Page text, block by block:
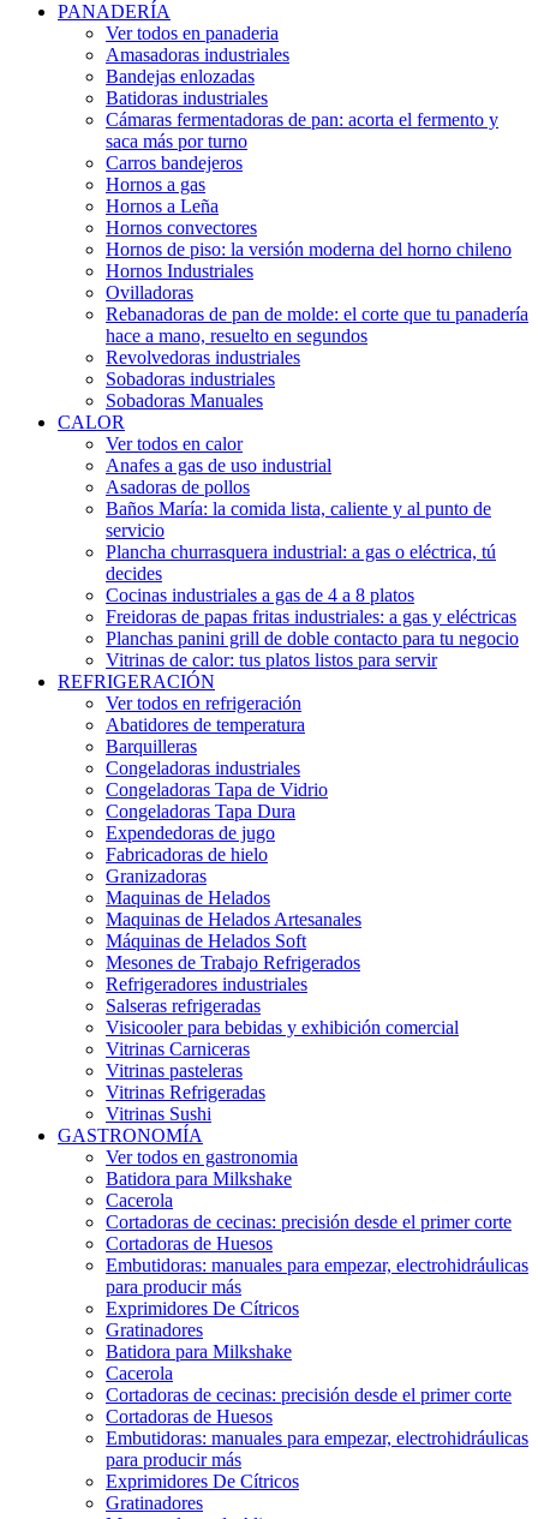
PANADERÍA
Ver todos en panaderia
Amasadoras industriales
Bandejas enlozadas
Batidoras industriales
Cámaras fermentadoras de pan: acorta el fermento y
saca más por turno
Carros bandejeros
Hornos a gas
Hornos a Leña
Hornos convectores
Hornos de piso: la versión moderna del horno chileno
Hornos Industriales
Ovilladoras
Rebanadoras de pan de molde: el corte que tu panadería
hace a mano, resuelto en segundos
Revolvedoras industriales
Sobadoras industriales
Sobadoras Manuales
CALOR
Ver todos en calor
Anafes a gas de uso industrial
Asadoras de pollos
Baños María: la comida lista, caliente y al punto de
servicio
Plancha churrasquera industrial: a gas o eléctrica, tú
decides
Cocinas industriales a gas de 4 a 8 platos
Freidoras de papas fritas industriales: a gas y eléctricas
Planchas panini grill de doble contacto para tu negocio
Vitrinas de calor: tus platos listos para servir
REFRIGERACIÓN
Ver todos en refrigeración
Abatidores de temperatura
Barquilleras
Congeladoras industriales
Congeladoras Tapa de Vidrio
Congeladoras Tapa Dura
Expendedoras de jugo
Fabricadoras de hielo
Granizadoras
Maquinas de Helados
Maquinas de Helados Artesanales
Máquinas de Helados Soft
Mesones de Trabajo Refrigerados
Refrigeradores industriales
Salseras refrigeradas
Visicooler para bebidas y exhibición comercial
Vitrinas Carniceras
Vitrinas pasteleras
Vitrinas Refrigeradas
Vitrinas Sushi
GASTRONOMÍA
Ver todos en gastronomia
Batidora para Milkshake
Cacerola
Cortadoras de cecinas: precisión desde el primer corte
Cortadoras de Huesos
Embutidoras: manuales para empezar, electrohidráulicas
para producir más
Exprimidores De Cítricos
Gratinadores
Batidora para Milkshake
Cacerola
Cortadoras de cecinas: precisión desde el primer corte
Cortadoras de Huesos
Embutidoras: manuales para empezar, electrohidráulicas
para producir más
Exprimidores De Cítricos
Gratinadores